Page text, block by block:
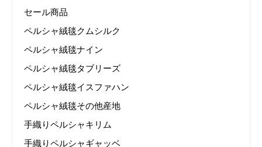
セール商品
ペルシャ絨毯クムシルク
ペルシャ絨毯ナイン
ペルシャ絨毯タブリーズ
ペルシャ絨毯イスファハン
ペルシャ絨毯その他産地
手織りペルシャキリム
手織りペルシャギャッベ